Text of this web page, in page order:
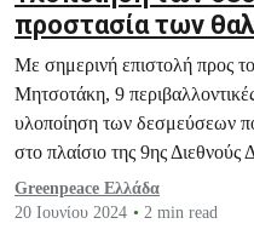
προστασία των
τον πρωθυπουργό
Με σημερινή επιστολή προς
Μητσοτάκη, 9
υλοποίηση των δεσμεύσεων
στο πλαίσιο της 9ης
διεξήχθη πριν από δύο μήνες
Greenpeace Ελλάδα
20 Ιουνίου 2024
2 min read